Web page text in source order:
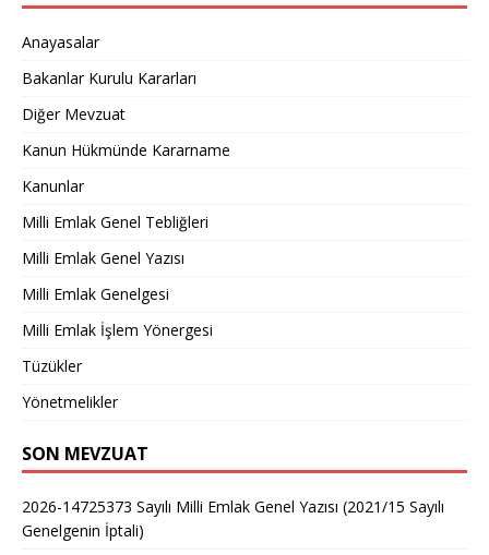
Anayasalar
Bakanlar Kurulu Kararları
Diğer Mevzuat
Kanun Hükmünde Kararname
Kanunlar
Milli Emlak Genel Tebliğleri
Milli Emlak Genel Yazısı
Milli Emlak Genelgesi
Milli Emlak İşlem Yönergesi
Tüzükler
Yönetmelikler
SON MEVZUAT
2026-14725373 Sayılı Milli Emlak Genel Yazısı (2021/15 Sayılı
Genelgenin İptali)